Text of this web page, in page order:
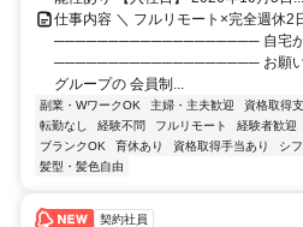
仕事内容 ＼ フルリモート×完全週休2
─────────────────── 自宅が
─────────────────── お願い
グループの 会員制...
副業・WワークOK 主婦・主夫歓迎 資格取得
転勤なし
経験不問 フルリモート 経験者歓迎
ブランクOK
育休あり 資格取得手当あり シ
髪型・髪色自由
契約社員